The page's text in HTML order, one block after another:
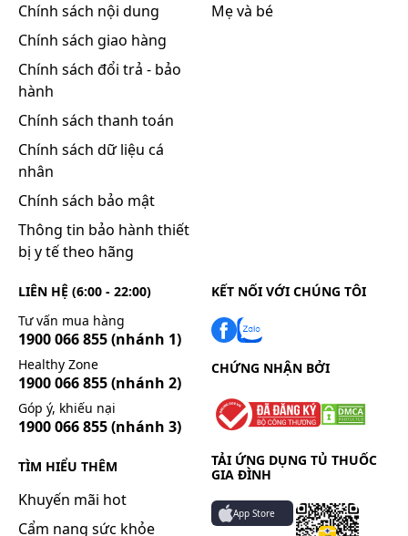
Chính sách nội dung
Chính sách giao hàng
Chính sách đổi trả - bảo
hành
Chính sách thanh toán
Chính sách dữ liệu cá
nhân
Chính sách bảo mật
Thông tin bảo hành thiết
bị y tế theo hãng
Mẹ và bé
LIÊN HỆ (6:00 - 22:00)
Tư vấn mua hàng
1900 066 855(nhánh 1)
Healthy Zone
1900 066 855(nhánh 2)
Góp ý, khiếu nại
1900 066 855(nhánh 3)
TÌM HIỂU THÊM
Khuyến mãi hot
Cẩm nang sức khỏe
KẾT NỐI VỚI CHÚNG TÔI
CHỨNG NHẬN BỞI
TẢI ỨNG DỤNG TỦ THUỐC
GIA ĐÌNH
App Store